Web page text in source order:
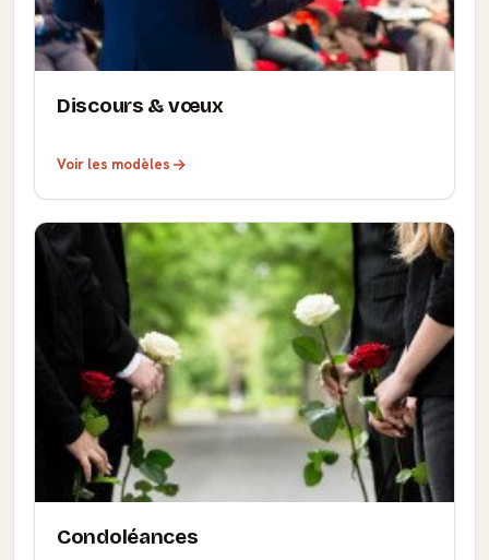
Discours & vœux
Voir les modèles
Condoléances